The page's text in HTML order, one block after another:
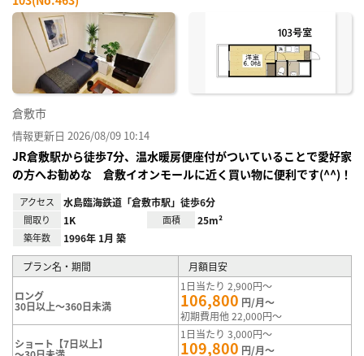
に入
倉敷市
情報更新日 2026/08/09 10:14
JR倉敷駅から徒歩7分、温水暖房便座付がついていることで愛好家
の方へお勧めな 倉敷イオンモールに近く買い物に便利です(^^)！
アクセス 水島臨海鉄道「倉敷市駅」徒歩6分
間取り 1K 面積 25m²
築年数 1996年 1月 築
プラン名・期間 月額目安
ロング
30日以上～360日未満
1日当たり 2,900円～
106,800 円/月～
初期費用他 22,000円～
ショート【7日以上】
1日当たり 3,000円～
109,800 円/月～